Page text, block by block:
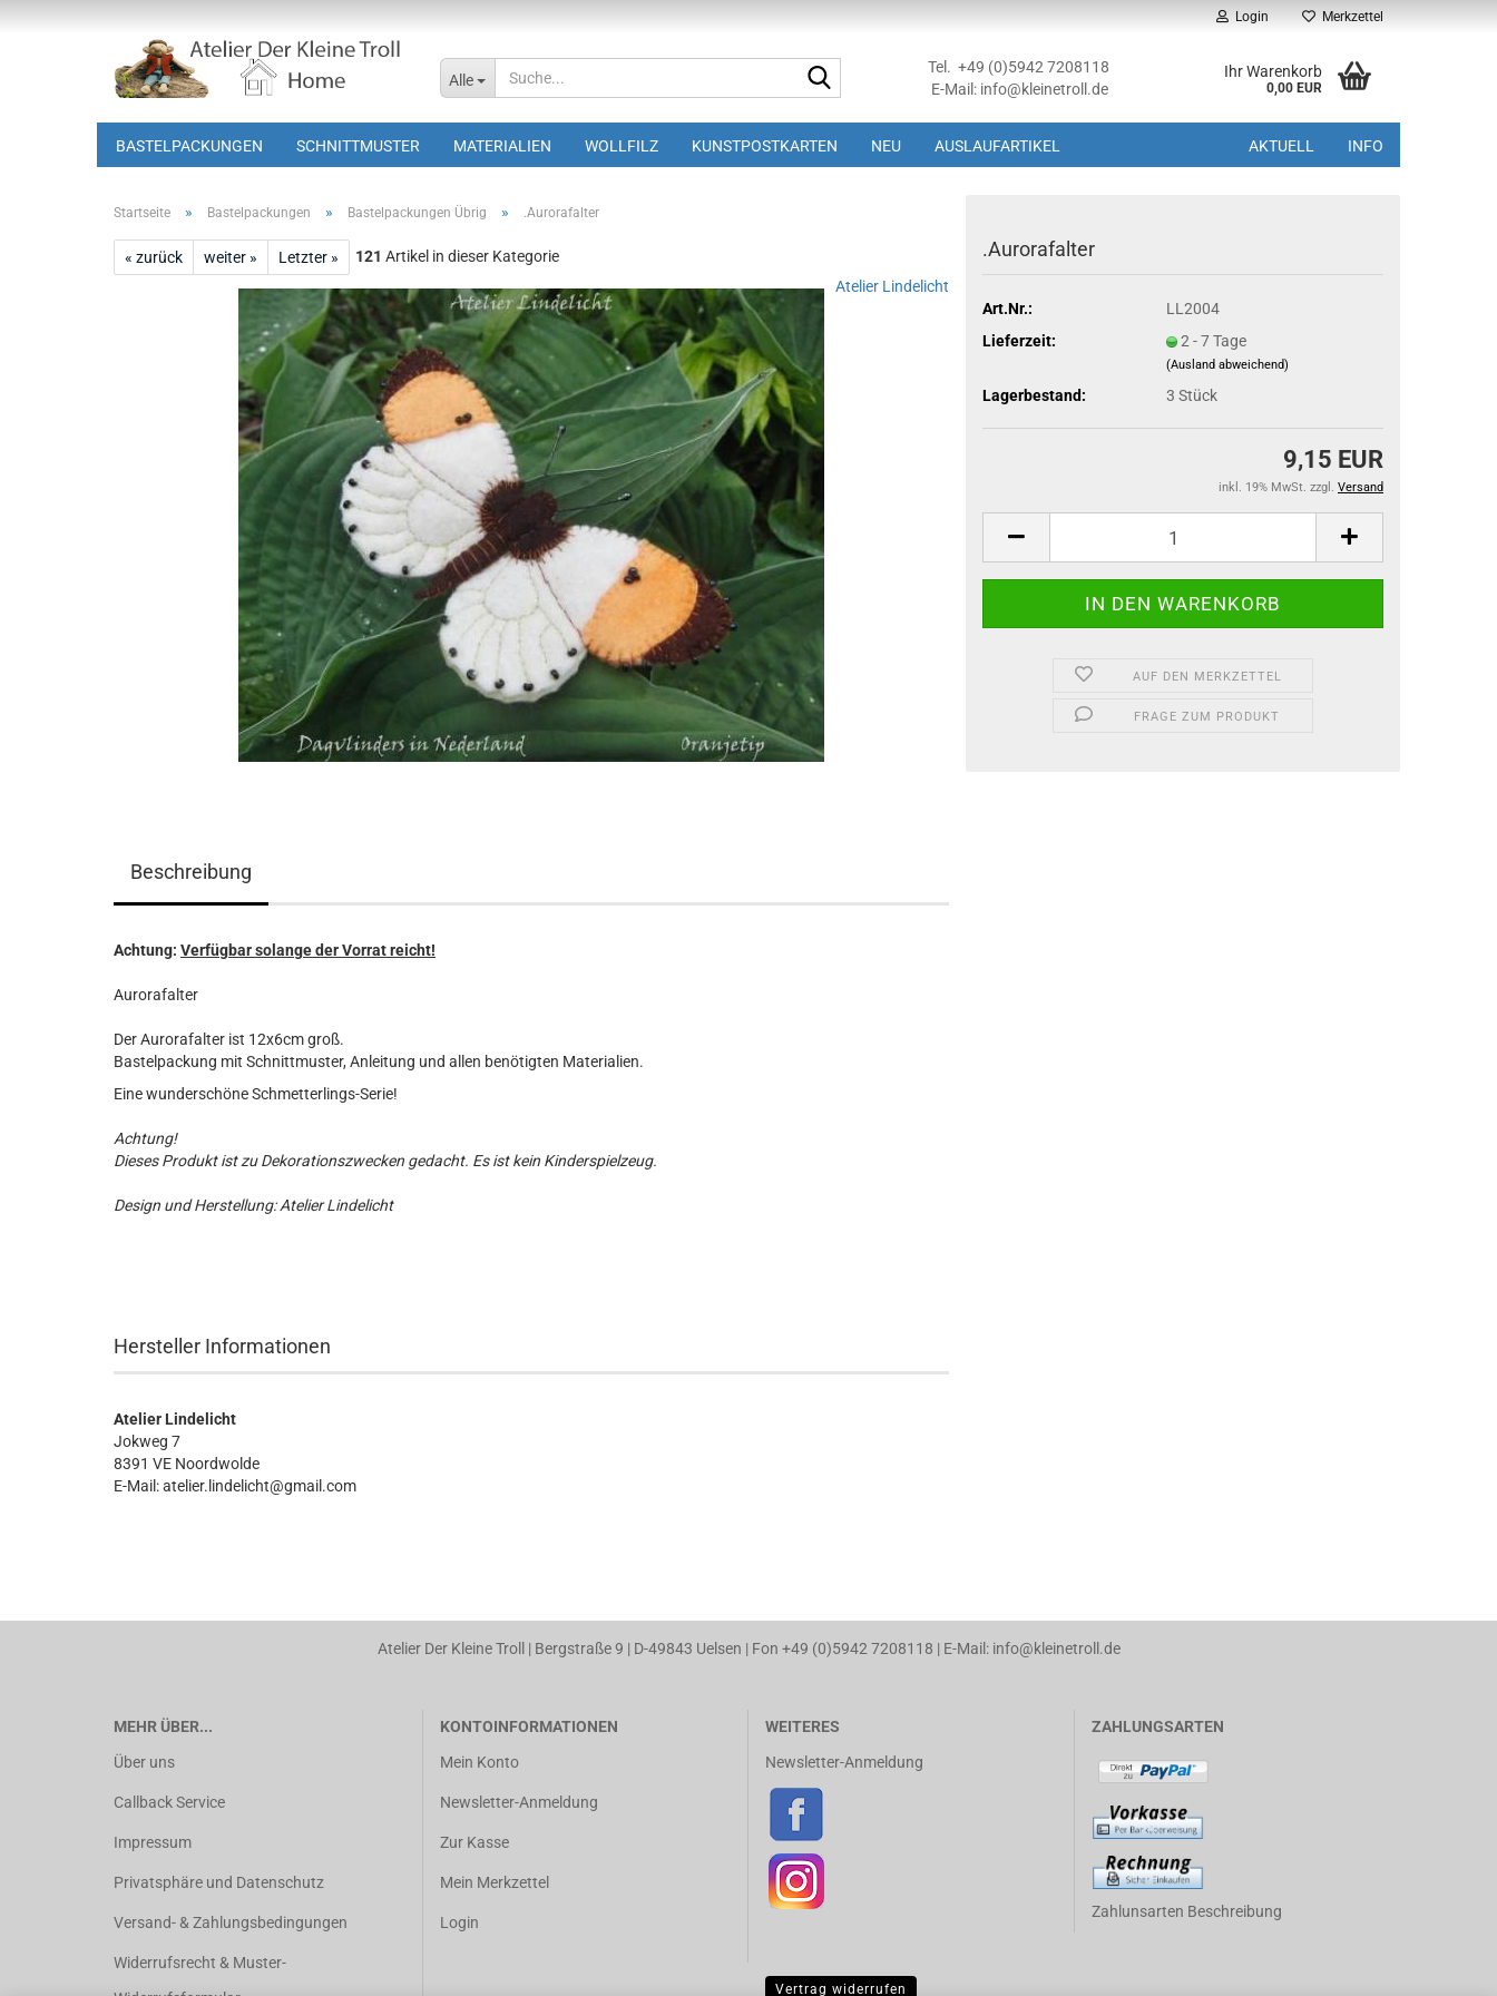
Login Merkzettel
Alle
Tel. +49 (0)5942 7208118
E-Mail: info@kleinetroll.de
Ihr Warenkorb
0,00 EUR
BASTELPACKUNGEN SCHNITTMUSTER MATERIALIEN WOLLFILZ KUNSTPOSTKARTEN NEU AUSLAUFARTIKEL AKTUELL INFO
Startseite » Bastelpackungen » Bastelpackungen Übrig » .Aurorafalter
« zurück weiter » Letzter » 121 Artikel in dieser Kategorie
Atelier Lindelicht
.Aurorafalter
Art.Nr.:
LL2004
Lieferzeit:
2 - 7 Tage
(Ausland abweichend)
Lagerbestand: 3 Stück
9,15 EUR
inkl. 19% MwSt. zzgl. Versand
AUF DEN MERKZETTEL
FRAGE ZUM PRODUKT
Beschreibung
Achtung: Verfügbar solange der Vorrat reicht!
Aurorafalter
Der Aurorafalter ist 12x6cm groß.
Bastelpackung mit Schnittmuster, Anleitung und allen benötigten Materialien.
Eine wunderschöne Schmetterlings-Serie!
Achtung!
Dieses Produkt ist zu Dekorationszwecken gedacht. Es ist kein Kinderspielzeug.
Design und Herstellung: Atelier Lindelicht
Hersteller Informationen
Atelier Lindelicht
Jokweg 7
8391 VE Noordwolde
E-Mail: atelier.lindelicht@gmail.com
Atelier Der Kleine Troll | Bergstraße 9 | D-49843 Uelsen | Fon +49 (0)5942 7208118 | E-Mail: info@kleinetroll.de
MEHR ÜBER...
Über uns
Callback Service
Impressum
Privatsphäre und Datenschutz
Versand- & Zahlungsbedingungen
Widerrufsrecht & Muster-
KONTOINFORMATIONEN
Mein Konto
Newsletter-Anmeldung
Zur Kasse
Mein Merkzettel
Login
WEITERES
Newsletter-Anmeldung
ZAHLUNGSARTEN
Zahlunsarten Beschreibung
Vertrag widerrufen